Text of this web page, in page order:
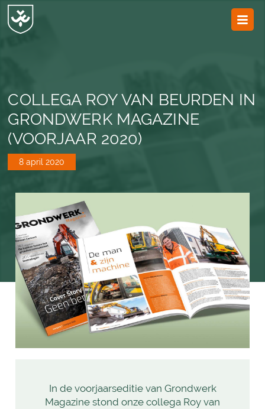
COLLEGA ROY VAN BEURDEN IN
GRONDWERK MAGAZINE
(VOORJAAR 2020)
8 april 2020
In de voorjaarseditie van Grondwerk
Magazine stond onze collega Roy van